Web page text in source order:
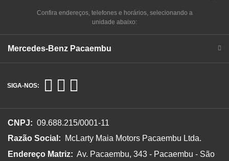
Confira endereços, telefones e horários, selecionando a
unidade abaixo:
Mercedes-Benz Pacaembu
SIGA-NOS:
CNPJ: 09.688.215/0001-11
Razão Social:
McLarty Maia Motors Pacaembu Ltda.
Endereço Matriz: Av. Pacaembu, 343 - Pacaembu - São